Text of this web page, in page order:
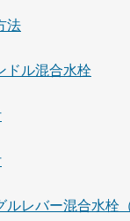
法
ドル混合水栓
ルレバー混合水栓